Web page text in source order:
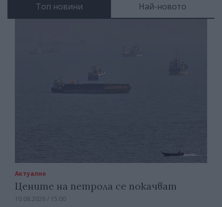
Топ новини Най-новото
Актуално
Цените на петрола се покачват
10.08.2026 / 15:00